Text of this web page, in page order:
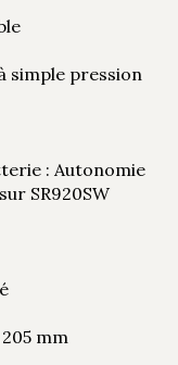
simple pression
: Autonomie
SR920SW
mm